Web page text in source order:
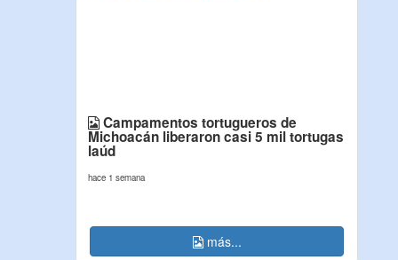
Campamentos tortugueros de
Michoacán liberaron casi 5 mil tortugas
laúd
hace 1 semana
más...